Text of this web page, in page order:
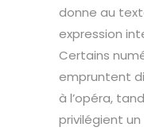
donne au
expression
Certains
empruntent
à l’opéra,
privilégient